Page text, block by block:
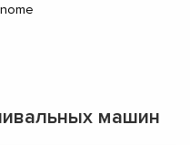
машин